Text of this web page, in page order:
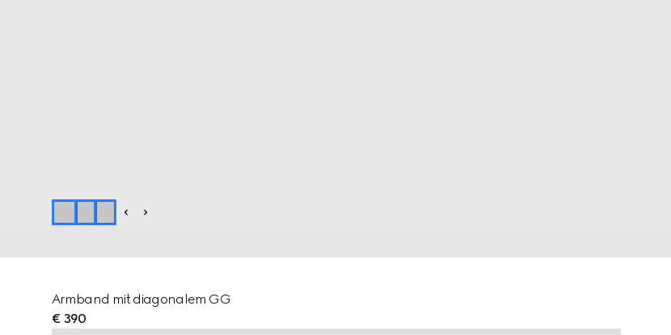
Armband mit diagonalem GG
€ 390